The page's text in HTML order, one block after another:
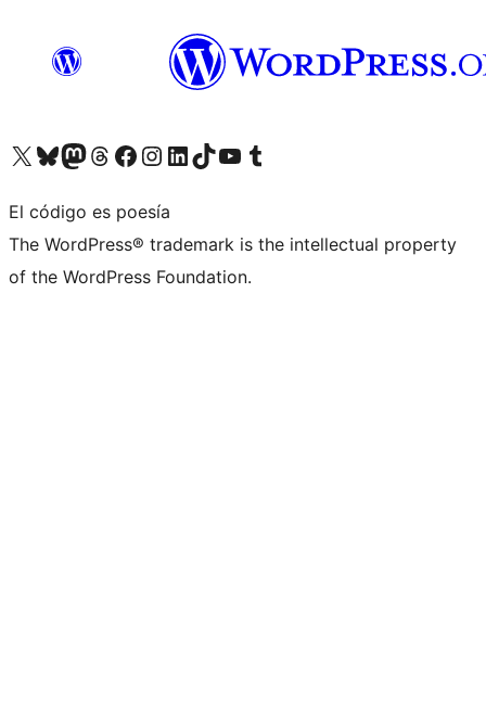
Visita nuestra cuenta de X (anteriormente Twitter)
Visita nuestra cuenta de Bluesky
Visita nuestra cuenta de Mastodon
Visita nuestra cuenta de Threads
Visita nuestra página de Facebook
Visita nuestra cuenta de Instagram
Visita nuestra cuenta de LinkedIn
Visita nuestra cuenta de TikTok
Visita nuestro canal de YouTube
Visita nuestra cuenta de Tumblr
El código es poesía
The WordPress® trademark is the intellectual property
of the WordPress Foundation.